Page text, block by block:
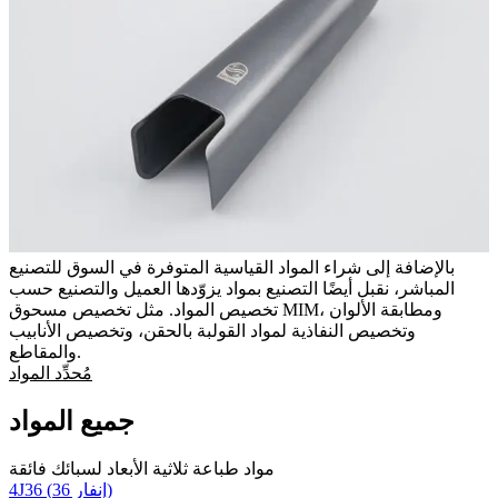
بالإضافة إلى شراء المواد القياسية المتوفرة في السوق للتصنيع
المباشر، نقبل أيضًا التصنيع بمواد يزوّدها العميل والتصنيع حسب
تخصيص المواد. مثل تخصيص مسحوق MIM، ومطابقة الألوان
وتخصيص النفاذية لمواد القولبة بالحقن، وتخصيص الأنابيب
والمقاطع.
مُحدِّد المواد
جميع المواد
مواد طباعة ثلاثية الأبعاد لسبائك فائقة
4J36 (إنفار 36)